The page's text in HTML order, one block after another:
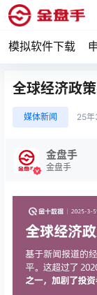
模拟软件下载
全球经济政
媒体新闻 25年
金盘手
金盘手